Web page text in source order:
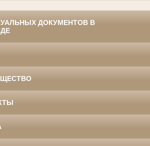
ДОКУМЕНТОВ В